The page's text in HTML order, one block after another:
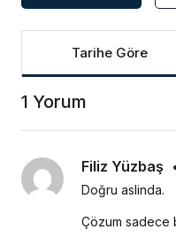
Tarihe Göre
1 Yorum
Filiz Yüzbaş
Doğru aslinda.
Çözum sadece